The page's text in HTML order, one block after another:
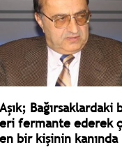
fermante ederek
bir kişinin